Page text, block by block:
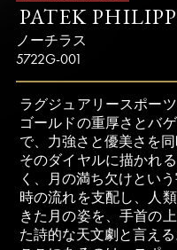
PATEK
ノーチラス
5722G-001
ラグジュアリースポー
ゴールドの重厚さとバ
で、力強さと優美さを
そのダイヤルに描かれ
く、月の満ち欠けとい
時の流れを支配し、人
きた月の姿を、手首の
た詩的な天文劇と言える